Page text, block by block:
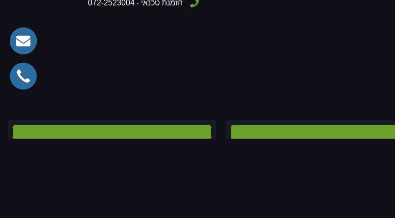
הזמנת טכנאי - 072-2523004